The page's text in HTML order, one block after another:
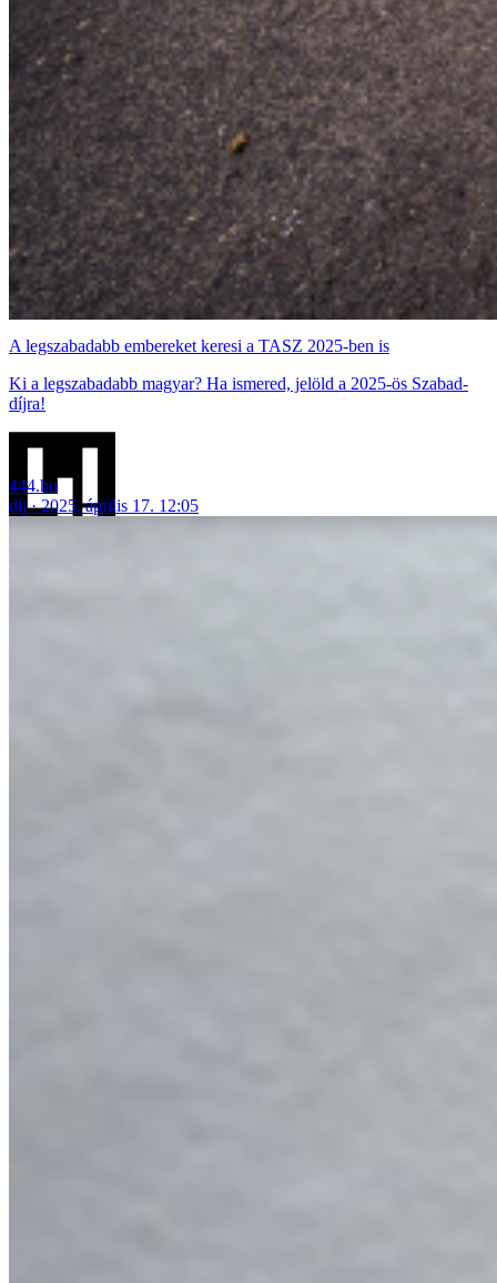
A legszabadabb embereket keresi a TASZ 2025-ben is
Ki a legszabadabb magyar? Ha ismered, jelöld a 2025-ös Szabad-
díjra!
444.hu
díj
2025. április 17. 12:05